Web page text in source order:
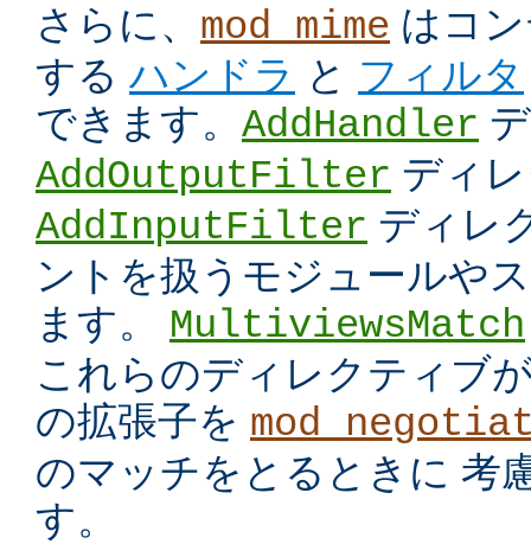
さらに、 mod_mime はコ
するハンドラ と フィルタ
できます。 AddHandler
AddOutputFilter ディ
AddInputFilter ディレ
ントを扱うモジュールや
ます。 MultiviewsMatch
これらのディレクティブ
の拡張子を
のマッチをとるときに 考
す。